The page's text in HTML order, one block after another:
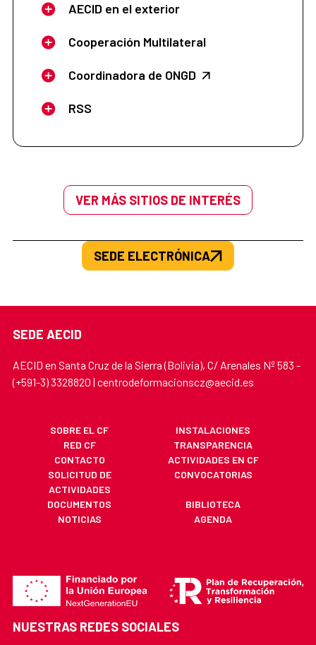
AECID en el exterior
Cooperación Multilateral
Coordinadora de ONGD
RSS
VER MÁS SITIOS DE INTERÉS
SEDE ELECTRÓNICA
SEDE AECID
AECID en Santa Cruz de la Sierra (Bolivia), C/ Arenales Nº 583 -
(+591-3) 3328820 | centrodeformacionscz@aecid.es
SOBRE EL CF
INSTALACIONES
RED CF
TRANSPARENCIA
CONTACTO
ACTIVIDADES EN CF
SOLICITUD DE
ACTIVIDADES
CONVOCATORIAS
DOCUMENTOS
BIBLIOTECA
NOTICIAS
AGENDA
NUESTRAS REDES SOCIALES